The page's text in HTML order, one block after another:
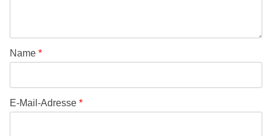
Name *
E-Mail-Adresse *